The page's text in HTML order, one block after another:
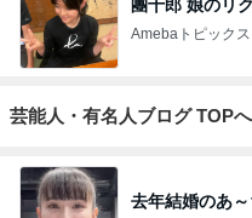
團十郎 娘のリ
Amebaトピックス
芸能人・有名人ブログ TOPへ
去年結婚のあ